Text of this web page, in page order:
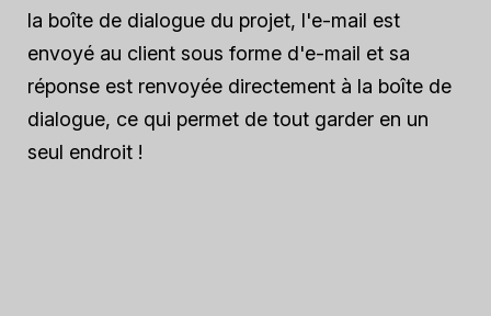
la boîte de dialogue du projet, l'e-mail est
envoyé au client sous forme d'e-mail et sa
réponse est renvoyée directement à la boîte de
dialogue, ce qui permet de tout garder en un
seul endroit !